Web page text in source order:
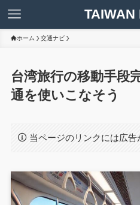
TAIWAN
ホーム 交通ナビ
台湾旅行の移動手段
通を使いこなそう
当ページのリンクには広告